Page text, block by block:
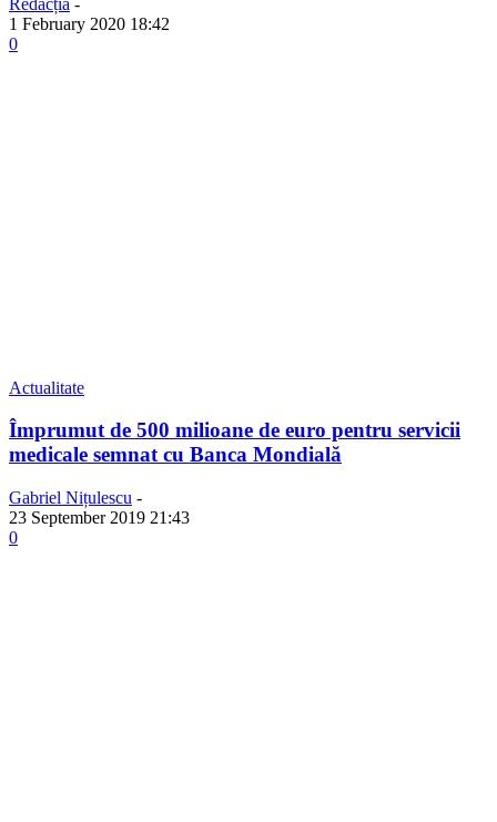
1 February 2020 18:42
0
Actualitate
Împrumut de 500 milioane de euro pentru servicii
medicale semnat cu Banca Mondială
Gabriel Nițulescu -
23 September 2019 21:43
0